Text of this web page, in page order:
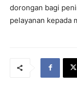
dorongan bagi
pelayanan kepada